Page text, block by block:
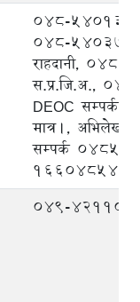
048-540133
048-540370
राहदानी,
स.प्र.जि.अ.,
DEOC सम्पर्कका
मात्र।,
सम्पर्क
049-421104